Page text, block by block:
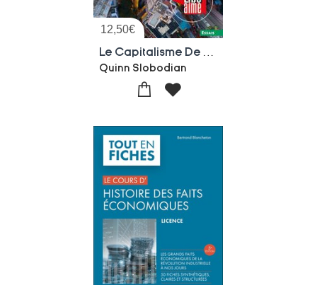
12,50€
Quinn Slobodian